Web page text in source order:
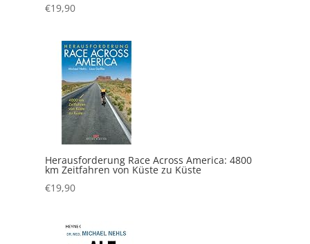
€19,90
Herausforderung Race Across America: 4800
km Zeitfahren von Küste zu Küste
€19,90